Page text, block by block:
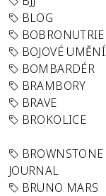
BLOG
BOBRONUTRIE
BOJOVÉ UMĚNÍ
BOMBARDÉR
BRAMBORY
BRAVE
BROKOLICE
BROWNSTONE
JOURNAL
BRUNO MARS